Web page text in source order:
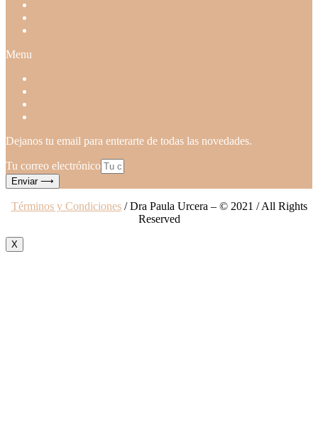
Menu
Dejanos tu email para enterarte de todas las novedades.
Tu correo electrónico
Enviar ⟶
Términos y Condiciones/ Dra Paula Urcera – © 2021 / All Rights
Reserved
X